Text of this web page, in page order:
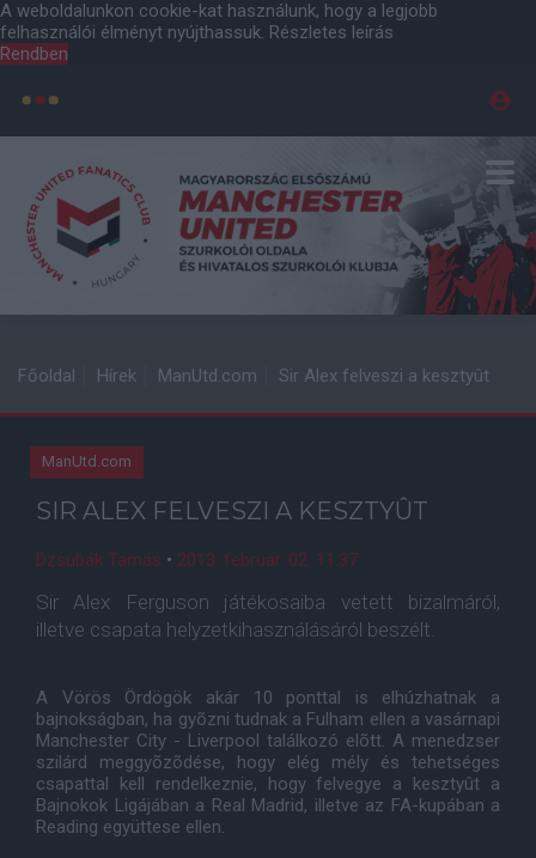
A weboldalunkon cookie-kat használunk, hogy a legjobb
felhasználói élményt nyújthassuk. Részletes leírás
Rendben
Főoldal Hírek ManUtd.com Sir Alex felveszi a kesztyût
ManUtd.com
SIR ALEX FELVESZI A KESZTYÛT
Dzsubák Tamás • 2013. február. 02. 11:37
Sir Alex Ferguson játékosaiba vetett bizalmáról,
illetve csapata helyzetkihasználásáról beszélt.
A Vörös Ördögök akár 10 ponttal is elhúzhatnak a
bajnokságban, ha gyõzni tudnak a Fulham ellen a vasárnapi
Manchester City - Liverpool találkozó elõtt. A menedzser
szilárd meggyõzõdése, hogy elég mély és tehetséges
csapattal kell rendelkeznie, hogy felvegye a kesztyût a
Bajnokok Ligájában a Real Madrid, illetve az FA-kupában a
Reading együttese ellen.